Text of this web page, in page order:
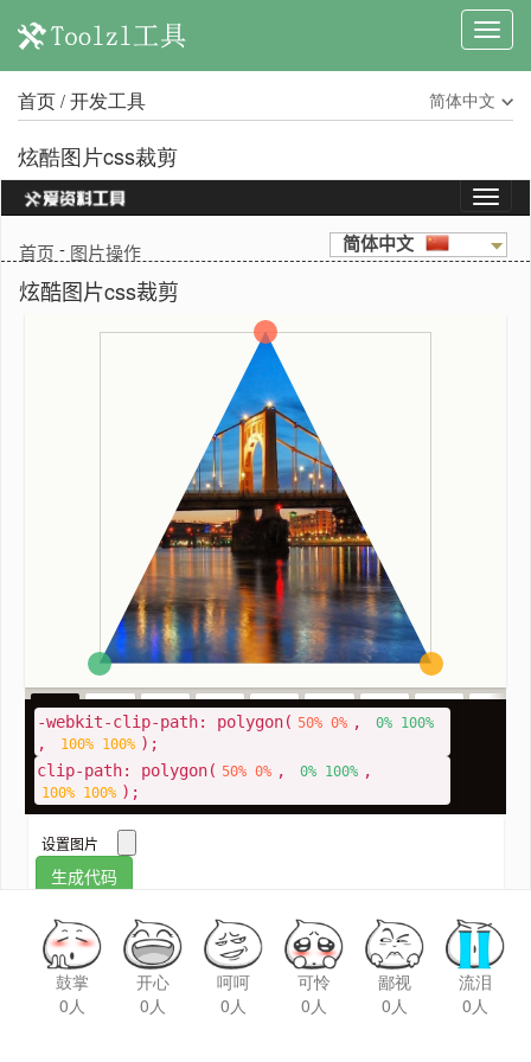
首页 / 开发工具 简体中文
炫酷图片css裁剪
鼓掌
0人
开心
0人
呵呵
0人
可怜
0人
鄙视
0人
流泪
0人